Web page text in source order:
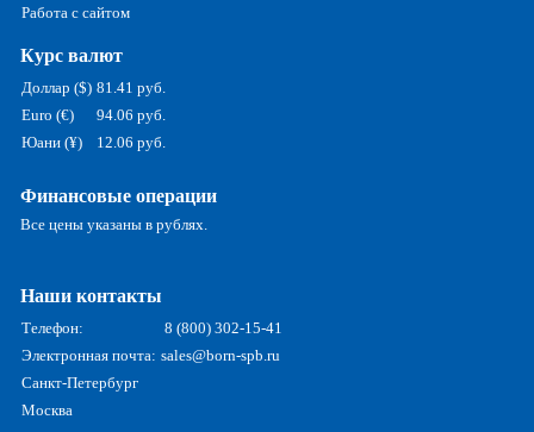
Работа с сайтом
Курс валют
Доллар ($) 81.41 руб.
Euro (€)
94.06 руб.
Юани (¥)
12.06 руб.
Финансовые операции
Все цены указаны в рублях.
Наши контакты
Телефон:
8 (800) 302-15-41
Электронная почта: sales@born-spb.ru
Санкт-Петербург
Москва